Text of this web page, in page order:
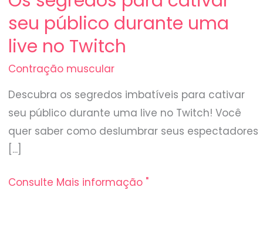
seu público durante uma
live no Twitch
Contração muscular
Descubra os segredos imbatíveis para cativar
seu público durante uma live no Twitch! Você
quer saber como deslumbrar seus espectadores
[...]
Consulte Mais informação "